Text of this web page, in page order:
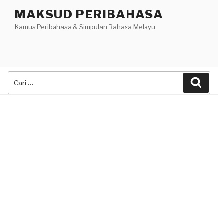
content
MAKSUD PERIBAHASA
Kamus Peribahasa & Simpulan Bahasa Melayu